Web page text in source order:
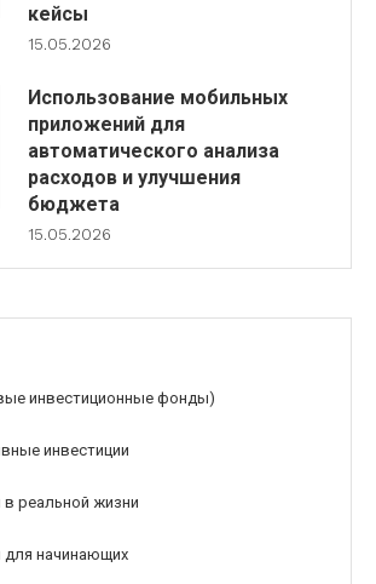
кейсы
15.05.2026
Использование мобильных
приложений для
автоматического анализа
расходов и улучшения
бюджета
15.05.2026
инвестиционные фонды)
инвестиции
в реальной жизни
для начинающих